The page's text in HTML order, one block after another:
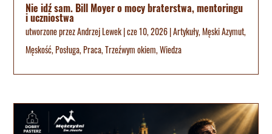
Nie idź sam. Bill Moyer o mocy braterstwa, mentoringu
i uczniostwa
utworzone przezAndrzej Lewek|cze 10, 2026|Artykuły,Męski Azymut,
Męskość,Posługa,Praca,Trzeźwym okiem,Wiedza